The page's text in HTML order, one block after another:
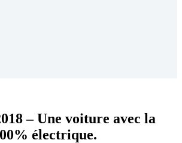
– Une voiture avec la
électrique.